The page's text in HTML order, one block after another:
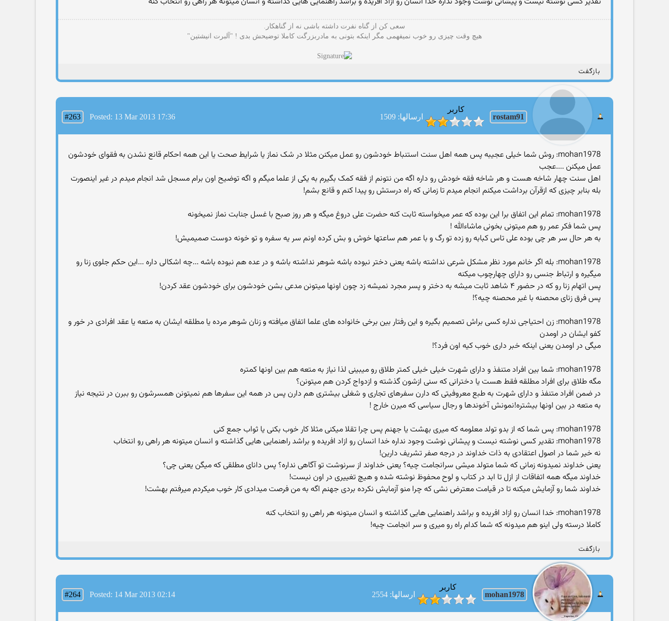
سعی کن از گناه نفرت داشته باشی نه از گناهکار.
هیچ وقت چیزی رو خوب نمیفهمی مگر اینکه بتونی به مادربزرگت کاملا توضیحش بدی ! "آلبرت انیشتین"
بازگفت
rostam91
کاربر
ارسالها: 1509
#263 Posted: 13 Mar 2013 17:36
mohan1978: روش شما خیلی عجیبه پس همه اهل سنت استنباط خودشون رو عمل میکنن مثلا در شک نماز یا شرایط صحت یا این همه احکام قانع نشدن به فقوای خودشون
عمل میکنن ....عجب
اهل سنت چهار شاخه هست و هر شاخه فقه خودش رو داره اگه من نتونم از فقه کمک بگیرم به یکی از علما میگم و اگه توضیح اون برام مسجل شد انجام میدم در غیر اینصورت
بله بنابر چیزی که ازقرآن برداشت میکنم انجام میدم تا زمانی که راه درستش رو پیدا کنم و قانع بشم!
mohan1978: تمام این اتفاق برا این بوده که عمر میخواسته ثابت کنه حضرت علی دروغ میگه و هر روز صبح با غسل جنابت نماز نمیخونه
پس شما فکر عمر رو هم میتونی بخونی ماشاءالله !
به هر حال سر هر چی بوده علی تاس کبابه رو زده تو رگ و با عمر هم ساعتها خوش و بش کرده اونم سر یه سفره و تو خونه دوست صمیمیش!
mohan1978: بله اگر خانم مورد نظر مشکل شرعی نداشته باشه یعنی دختر نبوده باشه شوهر نداشته باشه و در عده هم نبوده باشه ...چه اشکالی داره ...این حکم جلوی زنا رو
میگیره و ارتباط جنسی رو دارای چهارچوب میکنه
پس اتهام زنا رو که در حضور ۴ شاهد ثابت میشه به دختر و پسر مجرد نمیشه زد چون اونها میتونن مدعی بشن خودشون برای خودشون عقد کردن!
پس فرق زنای محصنه با غیر محصنه چیه؟!
mohan1978: زن احتیاجی نداره کسی براش تصمیم بگیره و این رفتار بین برخی خانواده های علما اتفاق میافته و زنان شوهر مرده یا مطلقه ایشان به متعه یا عقد افرادی در خور و
کفو ایشان در اومدن
میگی در اومدن یعنی اینکه خبر داری خوب کیه اون فرد؟!
mohan1978: شما بین افراد متنفذ و دارای شهرت خیلی خیلی کمتر طلاق رو میبینی لذا نیاز به متعه هم بین اونها کمتره
مگه طلاق برای افراد مطلقه فقط هست یا دخترانی که سنی ازشون گذشته و ازدواج کردن هم میتونن؟
در ضمن افراد متنفذ و دارای شهرت به طبع معروفیتی که دارن سفرهای تجاری و شغلی بیشتری هم دارن پس در همه این سفرها هم نمیتونن همسرشون رو ببرن در نتیجه نیاز
به متعه در بین اونها بیشتره!نمونش آخوندها و رجال سیاسی که میرن خارج !
mohan1978: پس شما که از بدو تولد معلومه که میری بهشت یا جهنم پس چرا تقلا میکنی مثلا کار خوب بکنی یا ثواب جمع کنی
mohan1978: تقدیر کسی نوشته نیست و پیشانی نوشت وجود نداره خدا انسان رو ازاد افریده و براشد راهنمایی هایی گذاشته و انسان میتونه هر راهی رو انتخاب
نه خیر شما در اصول اعتقادی به ذات خداوند در درجه صفر تشریف دارین!
یعنی خداوند نمیدونه زمانی که شما متولد میشی سرانجامت چیه؟ یعنی خداوند از سرنوشت تو آگاهی نداره؟ پس دانای مطلقی که میگن یعنی چی؟
خداوند میگه همه اتفاقات از ازل تا ابد در کتاب و لوح محفوظ نوشته شده و هیچ تغییری در اون نیست!
خداوند شما رو آزمایش میکنه تا در قیامت معترض نشی که چرا منو آزمایش نکرده بردی جهنم اگه به من فرصت میدادی کار خوب میکردم میرفتم بهشت!
mohan1978: خدا انسان رو ازاد افریده و براشد راهنمایی هایی گذاشته و انسان میتونه هر راهی رو انتخاب کنه
کاملا درسته ولی اینو هم میدونه که شما کدام راه رو میری و سر انجامت چیه!
بازگفت
mohan1978
کاربر
ارسالها: 2554
#264 Posted: 14 Mar 2013 02:14